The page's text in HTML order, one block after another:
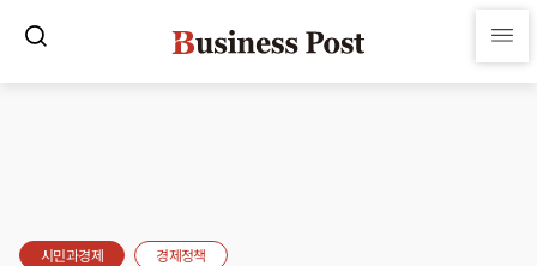
시민과경제 경제정책